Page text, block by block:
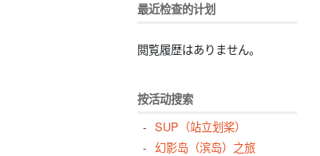
最近检查的计划
閲覧履歴はありません。
按活动搜索
SUP（站立划桨）
幻影岛（滨岛）之旅